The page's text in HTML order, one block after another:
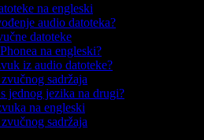
na engleski
audio datoteka?
datoteke
na engleski?
iz audio datoteke?
sadržaja
jednog jezika na drugi?
na engleski
sadržaja